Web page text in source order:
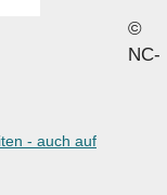
- auch auf
©
NC-